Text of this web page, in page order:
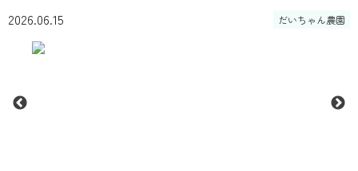
2026.06.15 だいちゃん農園